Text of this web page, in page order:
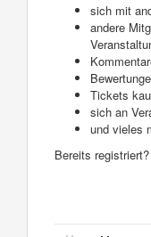
sich mit
andere
Tickets
sich an
und vieles
Bereits registriert?